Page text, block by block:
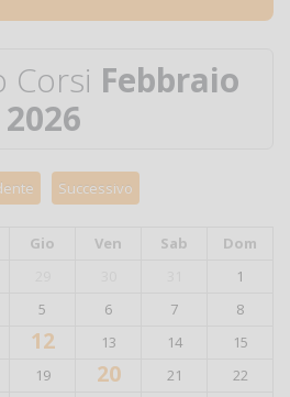
Febbraio
2026
Successivo
Gio Ven Sab
Dom
1
5 6 7
8
12 13 14
15
19 20 21 22